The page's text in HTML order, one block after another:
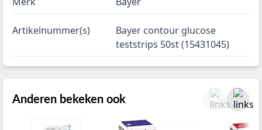
Artikelnummer(s)
Bayer contour glucose
teststrips 50st (15431045)
Anderen bekeken ook